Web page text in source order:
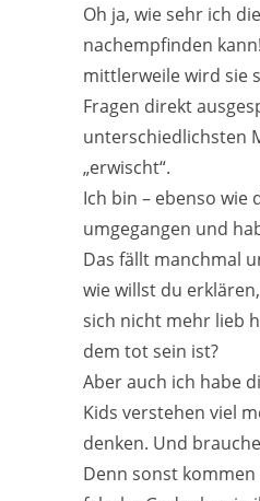
Oh ja, wie sehr ich
nachempfinden
mittlerweile wird sie
Fragen direkt
unterschiedlichsten
„erwischt“.
Ich bin – ebenso
umgegangen und
Das fällt manchmal
wie willst du
sich nicht mehr lieb
dem tot sein ist?
Aber auch ich habe
Kids verstehen viel
denken. Und
Denn sonst